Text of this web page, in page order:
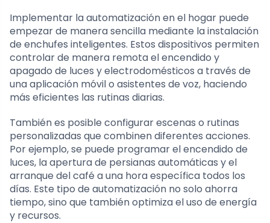
Implementar la automatización en el hogar puede
empezar de manera sencilla mediante la instalación
de enchufes inteligentes. Estos dispositivos permiten
controlar de manera remota el encendido y
apagado de luces y electrodomésticos a través de
una aplicación móvil o asistentes de voz, haciendo
más eficientes las rutinas diarias.
También es posible configurar escenas o rutinas
personalizadas que combinen diferentes acciones.
Por ejemplo, se puede programar el encendido de
luces, la apertura de persianas automáticas y el
arranque del café a una hora específica todos los
días. Este tipo de automatización no solo ahorra
tiempo, sino que también optimiza el uso de energía
y recursos.